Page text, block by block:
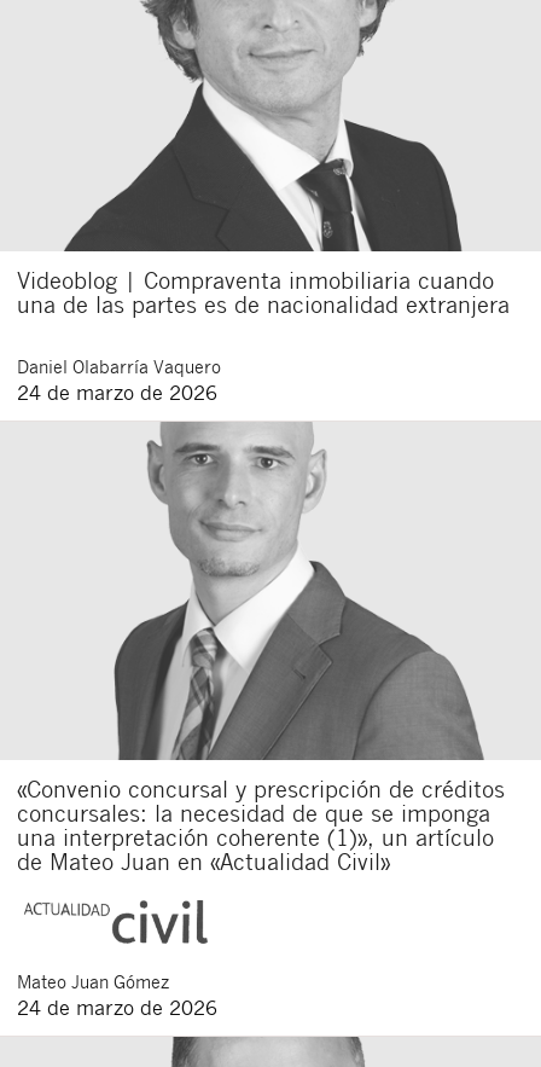
Videoblog | Compraventa inmobiliaria cuando
una de las partes es de nacionalidad extranjera
Daniel Olabarría Vaquero
24 de marzo de 2026
«Convenio concursal y prescripción de créditos
concursales: la necesidad de que se imponga
una interpretación coherente (1)», un artículo
de Mateo Juan en «Actualidad Civil»
Mateo Juan Gómez
24 de marzo de 2026
Acepto recibir comunicaciones sobre nuevos
artículos legales.
condiciones
legales
privacidad
Al pulsar el botón de envío manifiesta haber leído la siguiente
información básica sobre privacidad : El responsable del tratamiento
es Buades Legal S.L. La finalidad es la atención a su solicitud. Tiene
derecho a acceder, rectificar y suprimir los datos, así como otros
derechos como se explica en la política de privacidad de nuestra web